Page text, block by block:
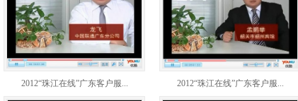
2012“珠江在线”广东客户服... 2012“珠江在线”广东客户服...